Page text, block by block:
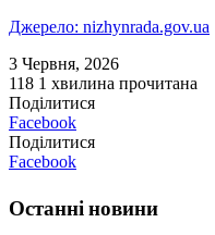
Джерело: nizhynrada.gov.ua
3 Червня, 2026
118 1 хвилина прочитана
Поділитися
Facebook
Поділитися
Facebook
Останні новини